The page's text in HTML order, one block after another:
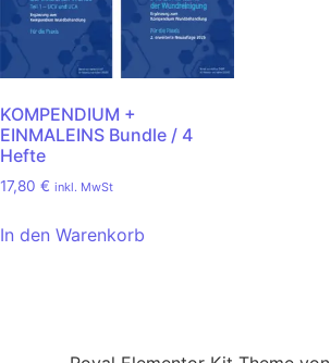
KOMPENDIUM +
EINMALEINS Bundle / 4
Hefte
17,80 € inkl. MwSt
In den Warenkorb